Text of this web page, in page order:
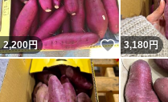
2,200円 いいね！
3,180円